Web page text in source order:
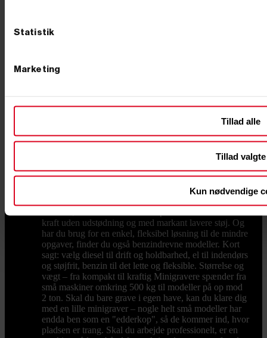
Statistik
Marketing
Tillad alle
Tillad valgte
Kun nødvendige
første gang – og længere nede finder du vores aktuelle
adgangen, og hvor tit skal maskinen bruges? En
kraftigere model tager de store ryk på byggepladsen.
det rette tilbehør. Får du styr på dem, har du også styr
på, hvilken maskine du skal bruge. Benzin, diesel eller
former for drivkraft, og det er her, du skal starte.
Dieseldrevne modeller er arbejdshesten til lange dage
og tunge opgaver – driftssikre og med masser af
moment fra anerkendte dieselmotorer. Skal maskinen
kraft uden udstødning og med markant lavere støj. Og
har du brug for en enkel, fleksibel løsning til de mindre
opgaver, finder du også benzindrevne modeller. Kort
sagt: vælg diesel til drift og holdbarhed, el til indendørs
og støjfrit, benzin til det lette og fleksible. Størrelse og
vægt – fra kompakt til kraftig Minigravere spænder fra
små maskiner omkring 500 kg til modeller på op mod
2 ton. Skal du bare grave i egen have, kan du klare dig
med en lille minigraver – nogle helt små modeller har
endda ben som en "edderkop", så de kommer ind, hvor
pladsen er trang. Skal du arbejde professionelt, er en